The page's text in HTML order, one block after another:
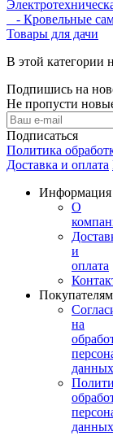
- Кровельные
Товары для дачи
В этой категории
Подпишись на
Не пропусти
Подписаться
Политика
Доставка и оплата
Информация
О
и
оплата
Покупателям
на
данных
данных